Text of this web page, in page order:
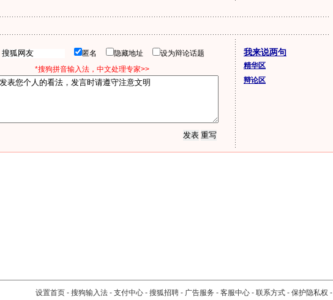
匿名 隐藏地址
设为辩论话题
*搜狗拼音输入法，中文处理专家>>
我来说两句
精华区
辩论区
设置首页 - 搜狗输入法 - 支付中心 - 搜狐招聘 - 广告服务 - 客服中心 - 联系方式 - 保护隐私权 -